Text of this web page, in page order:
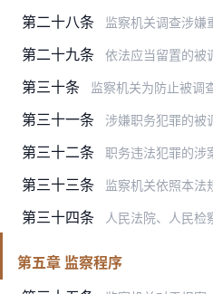
第二十八条 监察机关调查涉嫌重大贪污贿赂等职务犯罪，根据
第二十九条 依法应当留置的被调查人如果在逃，监察机关可以决定在本行政区域内
第三十条 监察机关为防止被调查人及相关人员逃匿境外，经省级以上监察机关批准，
第三十一条 涉嫌职务犯罪的被调查人主动认罪认罚，有下列情形之一的，监
第三十二条 职务违法犯罪的涉案人员揭发有关被调查人职务违法犯罪行为，查证属
第三十三条 监察机关依照本法规定收集的物证、书证、证人证言、
第三十四条 人民法院、人民检察院、公安机关、审计机关等国家机关在工作中发
第五章 监察程序